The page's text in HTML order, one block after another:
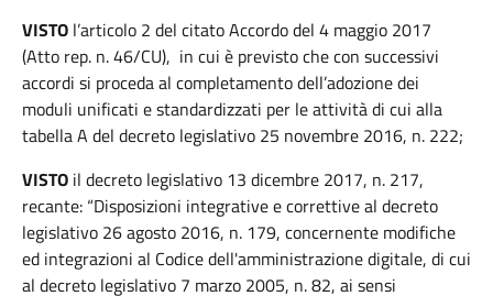
VISTO l’articolo 2 del citato Accordo del 4 maggio 2017
(Atto rep. n. 46/CU), in cui è previsto che con successivi
accordi si proceda al completamento dell’adozione dei
moduli unificati e standardizzati per le attività di cui alla
tabella A del decreto legislativo 25 novembre 2016, n. 222;
VISTO il decreto legislativo 13 dicembre 2017, n. 217,
recante: “Disposizioni integrative e correttive al decreto
legislativo 26 agosto 2016, n. 179, concernente modifiche
ed integrazioni al Codice dell'amministrazione digitale, di cui
al decreto legislativo 7 marzo 2005, n. 82, ai sensi